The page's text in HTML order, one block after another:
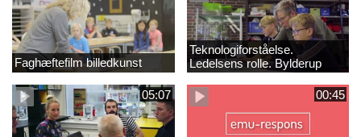
Faghæftefilm billedkunst
Teknologiforståelse.
Ledelsens rolle. Bylderup
Skole
05:07
00:45